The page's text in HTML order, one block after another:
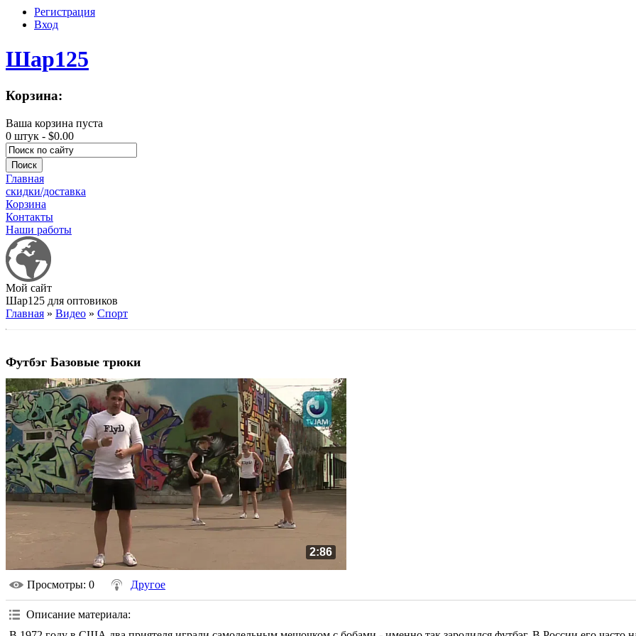
Регистрация
Вход
Шар125
Корзина:
Ваша корзина пуста
0 штук - $0.00
Главная
скидки/доставка
Корзина
Контакты
Наши работы
Мой сайт
Шар125 для оптовиков
Главная » Видео » Спорт
Футбэг Базовые трюки
2:86
Просмотры: 0 Другое
Описание материала: